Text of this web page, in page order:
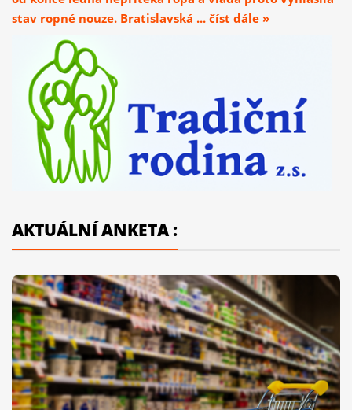
stav ropné nouze. Bratislavská ... číst dále »
AKTUÁLNÍ ANKETA :